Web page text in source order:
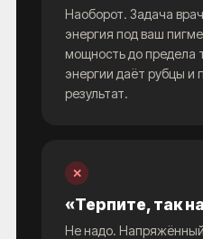
Наоборот. Задача
энергия под ваш
мощность до предела
энергии даёт рубцы и
результат.
✕
«Терпите, так
Не надо.